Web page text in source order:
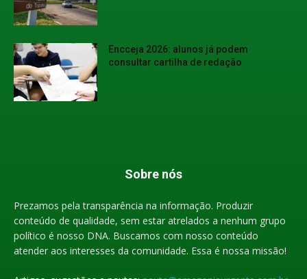
Encceja 2026: alunos já podem
consultar cartilha de redação
Sobre nós
Prezamos pela transparência na informação. Produzir
conteúdo de qualidade, sem estar atrelados a nenhum grupo
político é nosso DNA. Buscamos com nosso conteúdo
atender aos interesses da comunidade. Essa é nossa missão!